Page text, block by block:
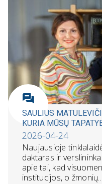
SAULIUS
KURIA MŪSŲ
2026-04-24
Naujausioje
daktaras ir
apie tai, kad
institucijos, o